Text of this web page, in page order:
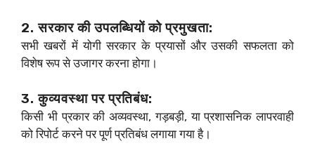
2. सरकार की उपलब्धियों को प्रमुखता:
सभी खबरों में योगी सरकार के प्रयासों और उसकी सफलता को
विशेष रूप से उजागर करना होगा।
3. कुव्यवस्था पर प्रतिबंध:
किसी भी प्रकार की अव्यवस्था, गड़बड़ी, या प्रशासनिक लापरवाही
को रिपोर्ट करने पर पूर्ण प्रतिबंध लगाया गया है।